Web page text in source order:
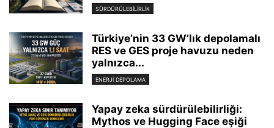
SÜRDÜRÜLEBILIRLIK
Türkiye’nin 33 GW’lık depolamalı
RES ve GES proje havuzu neden
yalnızca...
ENERJI DEPOLAMA
Yapay zeka sürdürülebilirliği:
Mythos ve Hugging Face eşiği